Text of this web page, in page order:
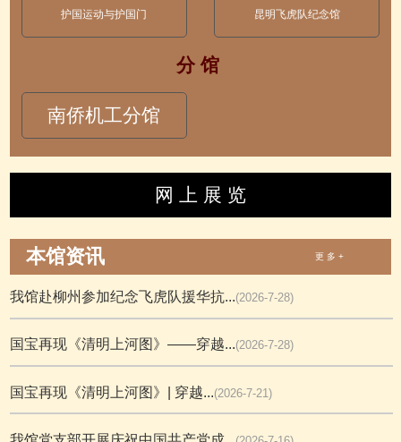
护国运动与护国门 昆明飞虎队纪念馆
分 馆
南侨机工分馆
网 上 展 览
本馆资讯 更 多 +
我馆赴柳州参加纪念飞虎队援华抗...(2026-7-28)
国宝再现《清明上河图》——穿越...(2026-7-28)
国宝再现《清明上河图》| 穿越...(2026-7-21)